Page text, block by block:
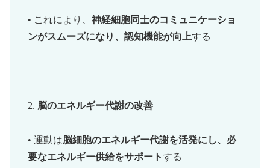
• これにより、 神経細胞同士のコミュニケーショ
ンがスムーズになり、認知機能が向上する
2. 脳のエネルギー代謝の改善
• 運動は脳細胞のエネルギー代謝を活発にし、必
要なエネルギー供給をサポートする